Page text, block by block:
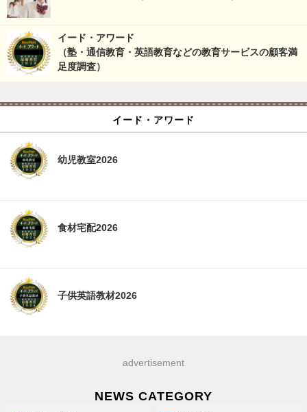
イード・アワード
（塾・通信教育・英語教育などの教育サービスの顧客満
足度調査）
イード・アワード
幼児教室2026
食材宅配2026
子供英語教材2026
advertisement
NEWS CATEGORY